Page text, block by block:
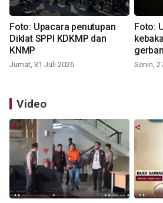
Foto: Upacara penutupan
Diklat SPPI KDKMP dan
KNMP
Jumat, 31 Juli 2026
Foto:
Senin,
Video